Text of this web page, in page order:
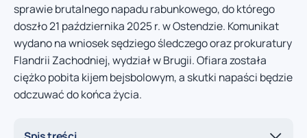
sprawie brutalnego napadu rabunkowego, do którego
doszło 21 października 2025 r. w Ostendzie. Komunikat
wydano na wniosek sędziego śledczego oraz prokuratury
Flandrii Zachodniej, wydział w Brugii. Ofiara została
ciężko pobita kijem bejsbolowym, a skutki napaści będzie
odczuwać do końca życia.